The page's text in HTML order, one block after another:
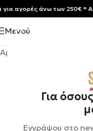
Για
Εγγράψου στο
Μενού
Αρχική σελίδα
αγορές άνω των 250€ *